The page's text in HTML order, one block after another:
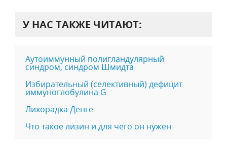
У НАС ТАКЖЕ ЧИТАЮТ:
Аутоиммунный полигландулярный
синдром, синдром Шмидта
Избирательный (селективный) дефицит
иммуноглобулина G
Лихорадка Денге
Что такое лизин и для чего он нужен